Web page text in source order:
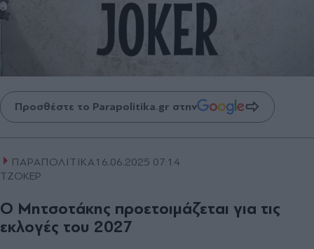
Προσθέστε το Parapolitika.gr στην
ΠΑΡΑΠΟΛΙΤΙΚΑ16.06.2025 07:14
ΤΖΟΚΕΡ
Ο Μητσοτάκης προετοιμάζεται για τις
εκλογές του 2027